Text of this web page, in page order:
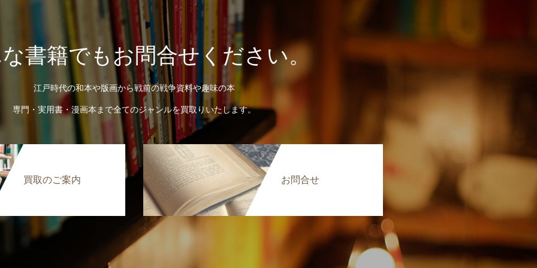
書籍でもお問合せください。
江戸時代の和本や版画から戦前の戦争資料や趣味の本
専門・実用書・漫画本まで全てのジャンルを買取りいたします。
買取のご案内 お問合せ